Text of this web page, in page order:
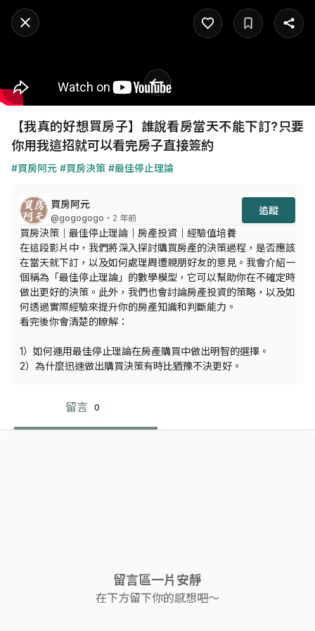
【我真的好想買房子】誰說看房當天不能下訂?只要
你用我這招就可以看完房子直接簽約
#買房阿元 #買房決策 #最佳停止理論
買房阿元
@gogogogo ・2 年前
追蹤
買房決策｜最佳停止理論｜房產投資｜經驗值培養
在這段影片中，我們將深入探討購買房產的決策過程，是否應該
在當天就下訂，以及如何處理周遭親朋好友的意見。我會介紹一
個稱為「最佳停止理論」的數學模型，它可以幫助你在不確定時
做出更好的決策。此外，我們也會討論房產投資的策略，以及如
何透過實際經驗來提升你的房產知識和判斷能力。
看完後你會清楚的瞭解：
1）如何運用最佳停止理論在房產購買中做出明智的選擇。
2）為什麼迅速做出購買決策有時比猶豫不決更好。
留言 0
留言區一片安靜
在下方留下你的感想吧～